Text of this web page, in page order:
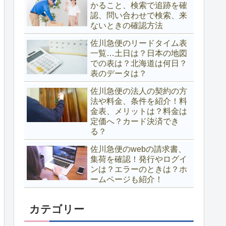
かること、検索で追跡を確
認、問い合わせで検索、来
ないときの確認方法
佐川急便のリードタイム表
一覧…土日は？日本の地図
での表は？北海道は何日？
表のデータは？
佐川急便の法人の契約の方
法や料金、条件を紹介！料
金表、メリットは？料金は
定価へ？カード決済でき
る？
佐川急便のwebの請求書、
集荷を確認！発行やログイ
ンは？エラーのときは？ホ
ームページも紹介！
カテゴリー